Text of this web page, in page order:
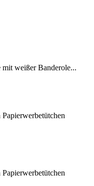
weißer Banderole...